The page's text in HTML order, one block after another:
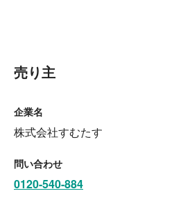
売り主
企業名
株式会社すむたす
問い合わせ
0120-540-884